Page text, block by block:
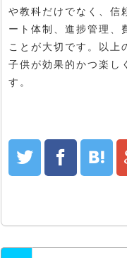
や教科だけでなく、信
ート体制、進捗管理、
ことが大切です。以上
子供が効果的かつ楽し
す。